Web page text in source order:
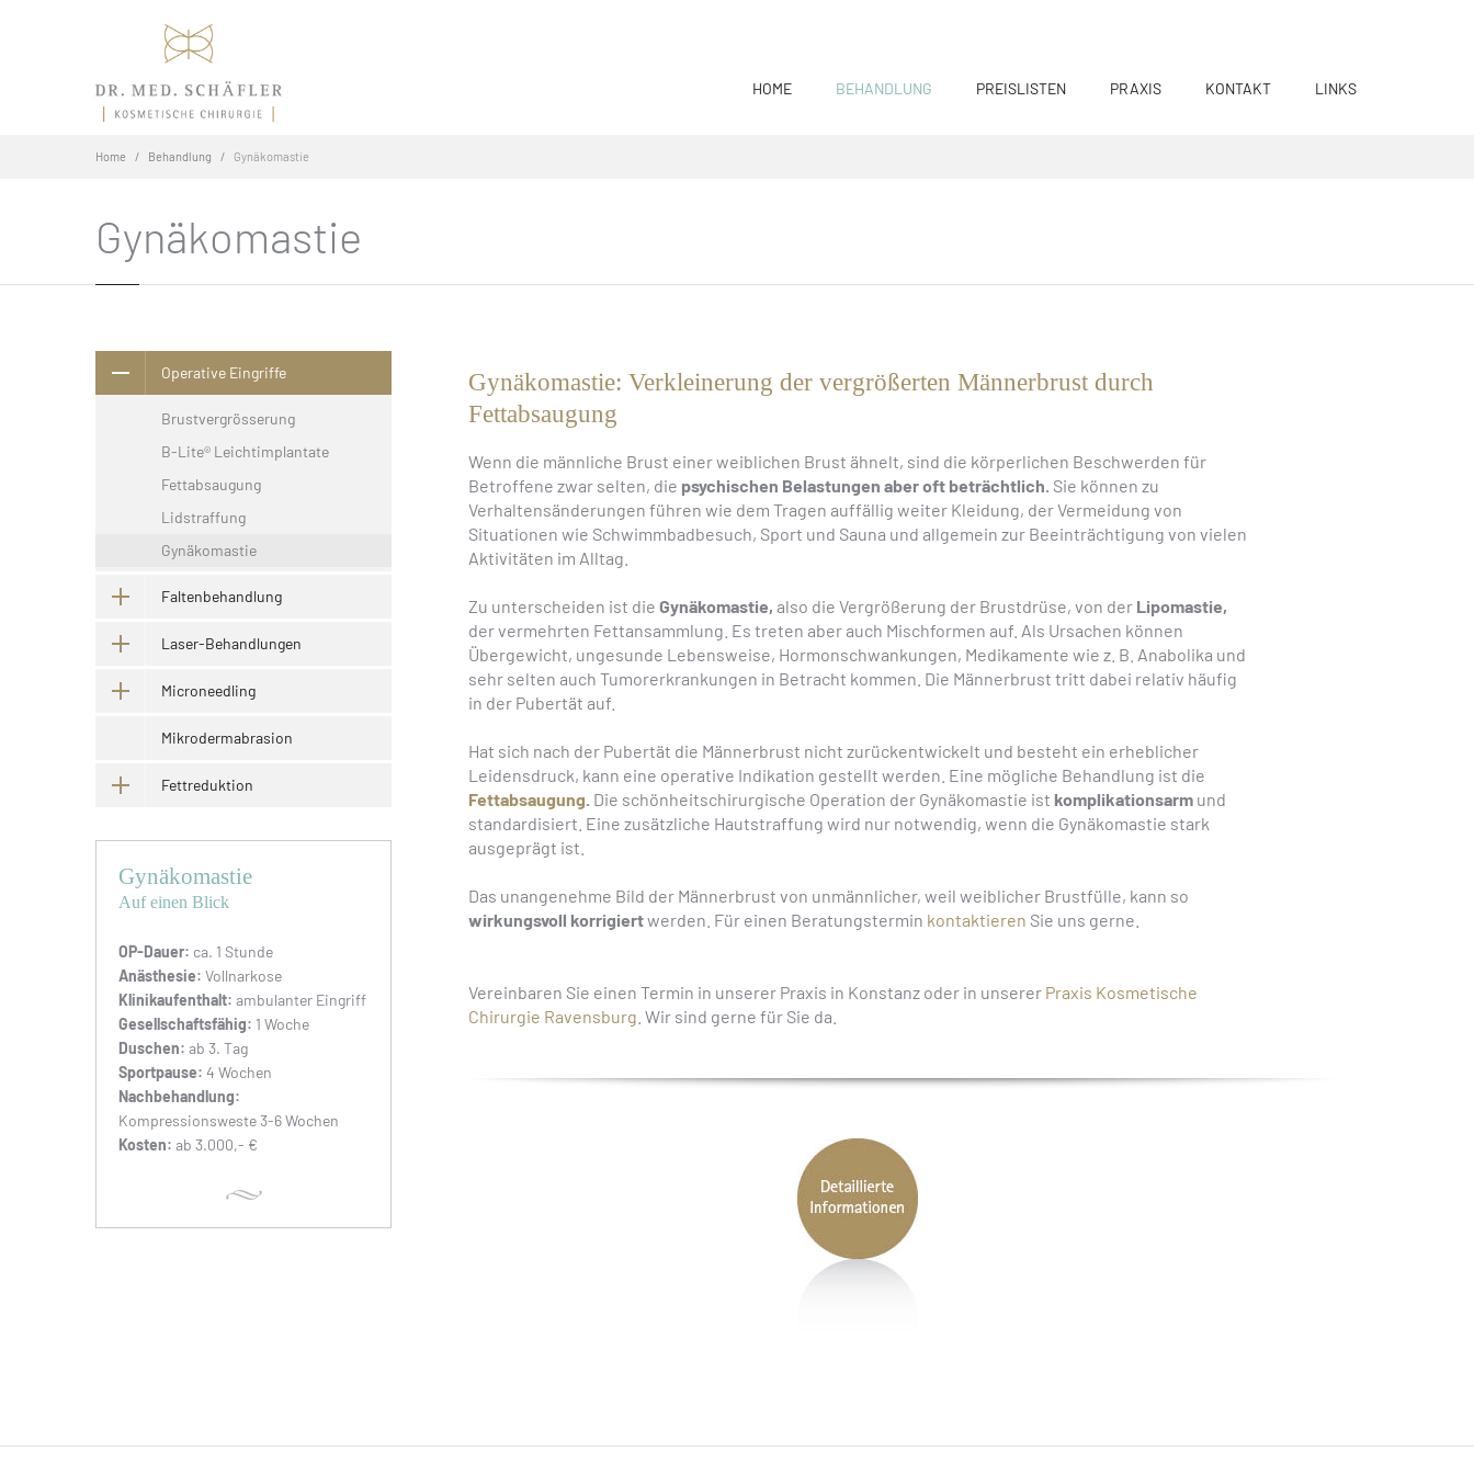
HOME BEHANDLUNG PREISLISTEN PRAXIS KONTAKT LINKS
Home / Behandlung / Gynäkomastie
Gynäkomastie
Operative Eingriffe
Brustvergrösserung
B-Lite® Leichtimplantate
Fettabsaugung
Lidstraffung
Gynäkomastie
Faltenbehandlung
Laser-Behandlungen
Microneedling
Mikrodermabrasion
Fettreduktion
Gynäkomastie
Auf einen Blick
OP-Dauer: ca. 1 Stunde
Anästhesie: Vollnarkose
Klinikaufenthalt: ambulanter Eingriff
Gesellschaftsfähig: 1 Woche
Duschen: ab 3. Tag
Sportpause: 4 Wochen
Nachbehandlung:
Kompressionsweste 3-6 Wochen
Kosten: ab 3.000,- €
Gynäkomastie: Verkleinerung der vergrößerten Männerbrust durch
Fettabsaugung
Wenn die männliche Brust einer weiblichen Brust ähnelt, sind die körperlichen Beschwerden für
Betroffene zwar selten, die psychischen Belastungen aber oft beträchtlich. Sie können zu
Verhaltensänderungen führen wie dem Tragen auffällig weiter Kleidung, der Vermeidung von
Situationen wie Schwimmbadbesuch, Sport und Sauna und allgemein zur Beeinträchtigung von vielen
Aktivitäten im Alltag.
Zu unterscheiden ist die Gynäkomastie, also die Vergrößerung der Brustdrüse, von der Lipomastie,
der vermehrten Fettansammlung. Es treten aber auch Mischformen auf. Als Ursachen können
Übergewicht, ungesunde Lebensweise, Hormonschwankungen, Medikamente wie z. B. Anabolika und
sehr selten auch Tumorerkrankungen in Betracht kommen. Die Männerbrust tritt dabei relativ häufig
in der Pubertät auf.
Hat sich nach der Pubertät die Männerbrust nicht zurückentwickelt und besteht ein erheblicher
Leidensdruck, kann eine operative Indikation gestellt werden. Eine mögliche Behandlung ist die
Fettabsaugung. Die schönheitschirurgische Operation der Gynäkomastie ist komplikationsarm und
standardisiert. Eine zusätzliche Hautstraffung wird nur notwendig, wenn die Gynäkomastie stark
ausgeprägt ist.
Das unangenehme Bild der Männerbrust von unmännlicher, weil weiblicher Brustfülle, kann so
wirkungsvoll korrigiertwerden. Für einen Beratungstermin kontaktieren Sie uns gerne.
Vereinbaren Sie einen Termin in unserer Praxis in Konstanz oder in unserer Praxis Kosmetische
Chirurgie Ravensburg . Wir sind gerne für Sie da.